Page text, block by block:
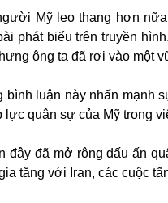
Mỹ leo thang hơn
phát biểu trên truyền
ông ta đã rơi vào một
bình luận này nhấn mạnh
lực quân sự của Mỹ trong
đây đã mở rộng dấu ấn
tăng với Iran, các cuộc